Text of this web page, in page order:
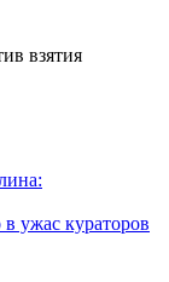
взятия
ужас кураторов